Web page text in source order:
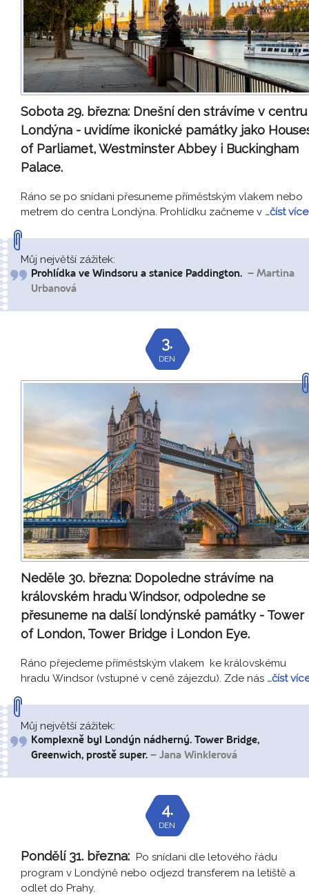
Sobota 29. března: Dnešní den strávíme v centru
Londýna - uvidíme ikonické památky jako
of Parliamet, Westminster Abbey i Buckingham
Palace.
Ráno se po snídani přesuneme příměstským vlakem nebo
metrem do centra Londýna. Prohlídku začneme v …číst více
Můj největší zážitek:
Prohlídka ve Windsoru a stanice Paddington. – Martina
Urbanová
3.
DEN
Neděle 30. března: Dopoledne strávíme na
královském hradu Windsor, odpoledne se
přesuneme na další londýnské památky - Tower
of London, Tower Bridge i London Eye.
Ráno přejedeme příměstským vlakem ke královskému
hradu Windsor (vstupné v ceně zájezdu). Zde nás …číst
Můj největší zážitek:
Komplexně byl Londýn nádherný. Tower Bridge,
Greenwich, prostě super. – Jana Winklerová
4.
DEN
Pondělí 31. března: Po snídani dle letového řádu
program v Londýně nebo odjezd transferem na letiště a
odlet do Prahy.